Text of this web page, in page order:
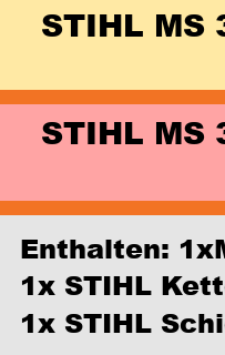
STIHL
STIHL MS
Enthalten:
1x STIHL
1x STIHL